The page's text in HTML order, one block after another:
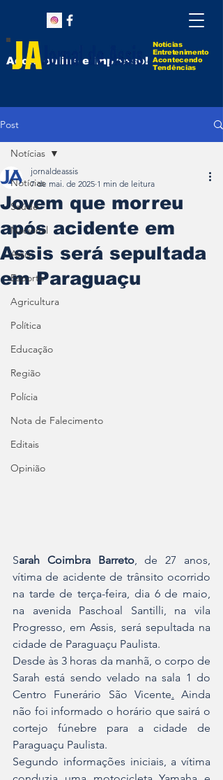
Notícias
Entretenimento
Acontecendo
Tendências
Agora online e impresso!
Post
Notícias
Saúde
Nacional
Assis
Esporte
Agricultura
Política
Educação
Região
Polícia
Nota de Falecimento
Editais
Opinião
Notícias
Jovem que morreu
após acidente em
Assis será sepultada
em Paraguaçu
jornaldeassis
7 de mai. de 2025 1 min de leitura
Sarah Coimbra Barreto, de 27 anos,
vítima de acidente de trânsito ocorrido
na tarde de terça-feira, dia 6 de maio,
na avenida Paschoal Santilli, na vila
Progresso, em Assis, será sepultada na
cidade de Paraguaçu Paulista.
Desde às 3 horas da manhã, o corpo de
Sarah está sendo velado na sala 1 do
Centro Funerário São Vicente. Ainda
não foi informado o horário que sairá o
cortejo fúnebre para a cidade de
Paraguaçu Paulista.
Segundo informações iniciais, a vítima